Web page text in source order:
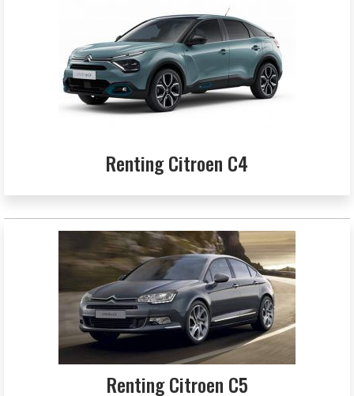
Renting Citroen C4
Renting Citroen C5